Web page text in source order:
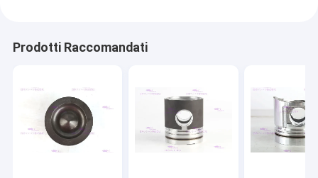
Prodotti Raccomandati